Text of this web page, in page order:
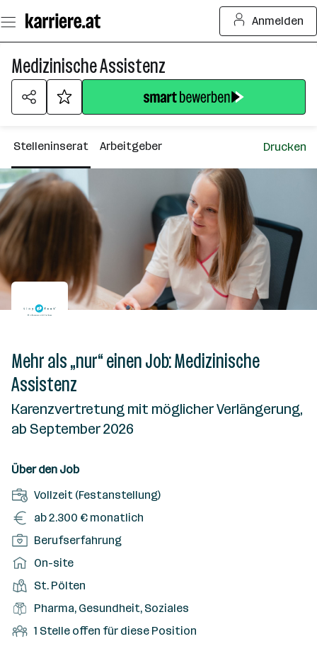
Seiteninhalt
springen
Anmelden
Medizinische Assistenz
Stelleninserat Arbeitgeber Drucken
Mehr als „nur“ einen Job: Medizinische
Assistenz
Karenzvertretung mit möglicher Verlängerung,
ab September 2026
Über den Job
A
n
t
e
l
u
n
Vollzeit (Festanstellung)
G
e
h
a
l
t
ab 2.300 € monatlich
P
o
i
t
i
Berufserfahrung
A
r
b
e
i
On-site
D
i
n
St. Pölten
B
e
Pharma, Gesundheit, Soziales
O
1 Stelle offen für diese Position